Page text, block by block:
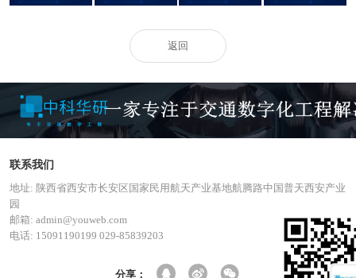
返回
联系我们
地址: 陕西省西安市长安区国家民用航天产业基地航腾路中国普天西安产业
园
邮箱: admin@youweb.com
电话: 15091190199 029-85839203
分享：